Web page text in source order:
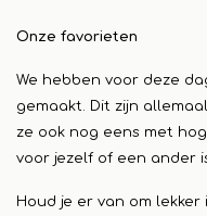
Onze favorieten
We hebben voor deze
gemaakt. Dit zijn
ze ook nog eens met
voor jezelf of een ander
Houd je er van om